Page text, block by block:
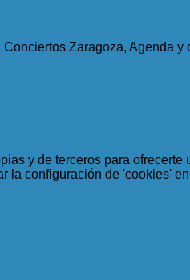
Zaragoza, Agenda
y de terceros para
la configuración de 'cookies'